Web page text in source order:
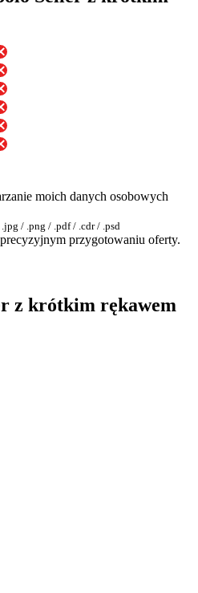
moich danych osobowych
.jpg / .png / .pdf / .cdr / .psd
przygotowaniu oferty.
z krótkim rękawem